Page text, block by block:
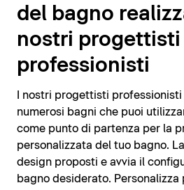
del bagno
nostri progettisti
professionisti
I nostri progettisti
numerosi bagni che puoi
come punto di partenza per la
personalizzata del tuo bagno.
design proposti e avvia il
bagno desiderato. Personalizza